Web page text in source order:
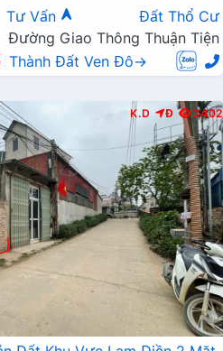
Tư Vấn
Đất Thổ Cư
Đường Giao Thông Thuận Tiện
Thành Đất Ven Đô→
K.D Đ 3402